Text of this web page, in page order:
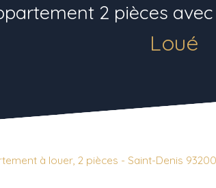
2 pièces
Loué
à louer, 2 pièces - Saint-Denis 93200